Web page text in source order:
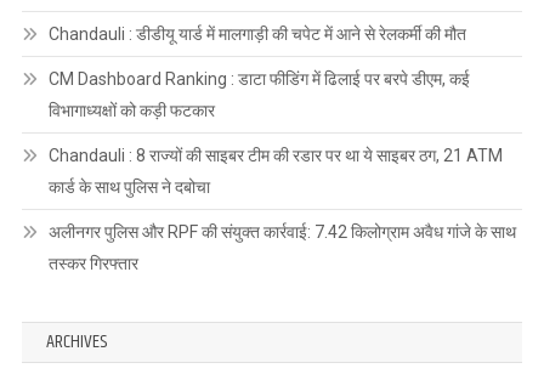
Chandauli : डीडीयू यार्ड में मालगाड़ी की चपेट में आने से रेलकर्मी की मौत
CM Dashboard Ranking : डाटा फीडिंग में ढिलाई पर बरपे डीएम, कई
विभागाध्यक्षों को कड़ी फटकार
Chandauli : 8 राज्यों की साइबर टीम की रडार पर था ये साइबर ठग, 21 ATM
कार्ड के साथ पुलिस ने दबोचा
अलीनगर पुलिस और RPF की संयुक्त कार्रवाई: 7.42 किलोग्राम अवैध गांजे के साथ
तस्कर गिरफ्तार
ARCHIVES